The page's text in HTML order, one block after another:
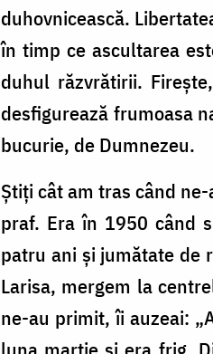
duhovnicească.
în timp ce ascultarea
duhul răzvrătirii.
desfigurează frumoasa
bucurie, de Dumnezeu.
Ştiţi cât am tras când
praf. Era în 1950 când
patru ani şi jumătate de
Larisa, mergem la
ne-au primit, îi auzeai: